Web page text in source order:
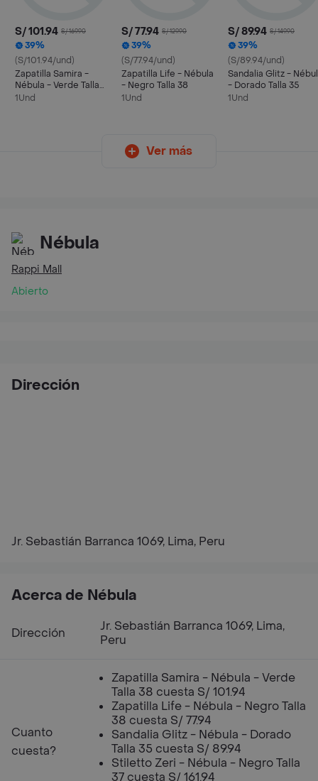
S/ 101.94 S/ 169.90
39%
(S/101.94/und)
Zapatilla Samira -
Nébula - Verde Talla
38
1Und
S/ 77.94 S/ 129.90
39%
(S/77.94/und)
Zapatilla Life - Nébula
- Negro Talla 38
1Und
S/ 89.94 S/ 149.90
39%
(S/89.94/und)
Sandalia Glitz -
- Dorado Talla 35
1Und
Ver más
Nébula
Rappi Mall
Abierto
Dirección
Jr. Sebastián Barranca 1069, Lima, Peru
Acerca de Nébula
Dirección
Jr. Sebastián Barranca 1069, Lima,
Peru
Cuanto
cuesta?
Zapatilla Samira - Nébula - Verde
Talla 38 cuesta S/ 101.94
Zapatilla Life - Nébula - Negro Talla
38 cuesta S/ 77.94
Sandalia Glitz - Nébula - Dorado
Talla 35 cuesta S/ 89.94
Stiletto Zeri - Nébula - Negro Talla
37 cuesta S/ 161.94